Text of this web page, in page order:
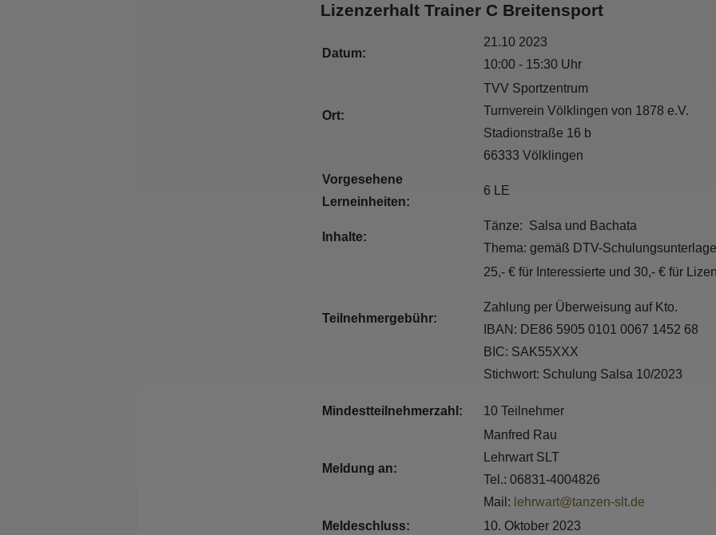
Lizenzerhalt Trainer C Breitensport
Datum:
21.10 2023
10:00 - 15:30 Uhr
Ort:
TVV Sportzentrum
Turnverein Völklingen von 1878 e.V.
Stadionstraße 16 b
66333 Völklingen
Vorgesehene
Lerneinheiten:
6 LE
Inhalte:
Tänze: Salsa und Bachata
Thema: gemäß DTV-
Teilnehmergebühr:
25,- € für Interessierte und 30,- € für
Zahlung per Überweisung auf Kto.
IBAN: DE86 5905 0101 0067 1452 68
BIC: SAK55XXX
Stichwort: Schulung Salsa 10/2023
Mindestteilnehmerzahl: 10 Teilnehmer
Meldung an:
Manfred Rau
Lehrwart SLT
Tel.: 06831-4004826
Mail: lehrwart@tanzen-slt.de
Meldeschluss:
10. Oktober 2023